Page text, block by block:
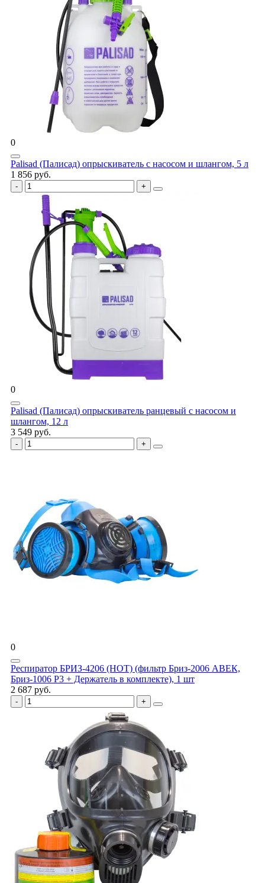
0
Palisad (Палисад) опрыскиватель с насосом и шлангом, 5 л
1 856 руб.
0
Palisad (Палисад) опрыскиватель ранцевый с насосом и
шлангом, 12 л
3 549 руб.
0
Респиратор БРИЗ-4206 (НОТ) (фильтр Бриз-2006 АВЕК,
Бриз-1006 Р3 + Держатель в комплекте), 1 шт
2 687 руб.